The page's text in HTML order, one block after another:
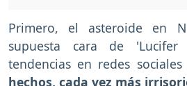
Primero, el asteroide en
supuesta cara de
tendencias en redes sociales
hechos, cada vez más